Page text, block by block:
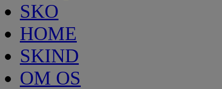
SKO
HOME
SKIND
OM OS